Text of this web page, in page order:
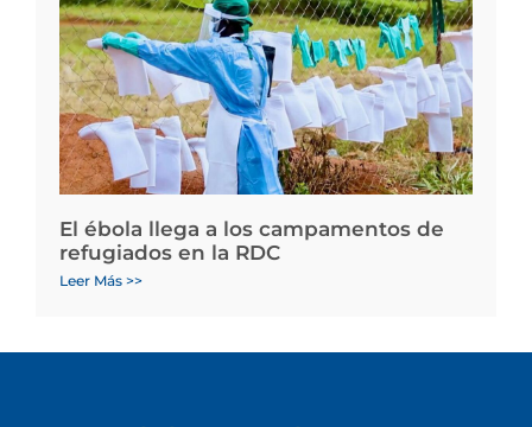
El ébola llega a los campamentos de
refugiados en la RDC
Leer Más >>